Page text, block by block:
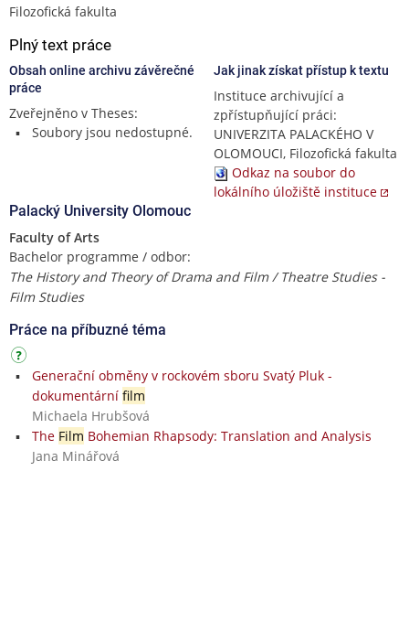
Filozofická fakulta
Plný text práce
Obsah online archivu závěrečné
práce
Zveřejněno v Theses:
Soubory jsou nedostupné.
Jak jinak získat přístup k textu
Instituce archivující a
zpřístupňující práci:
UNIVERZITA PALACKÉHO V
OLOMOUCI, Filozofická fakulta
Odkaz na soubor do
lokálního úložiště instituce
Palacký University Olomouc
Faculty of Arts
Bachelor programme / odbor:
The History and Theory of Drama and Film / Theatre Studies -
Film Studies
Práce na příbuzné téma
Generační obměny v rockovém sboru Svatý Pluk -
dokumentární film
Michaela Hrubšová
The Film Bohemian Rhapsody: Translation and Analysis
Jana Minářová